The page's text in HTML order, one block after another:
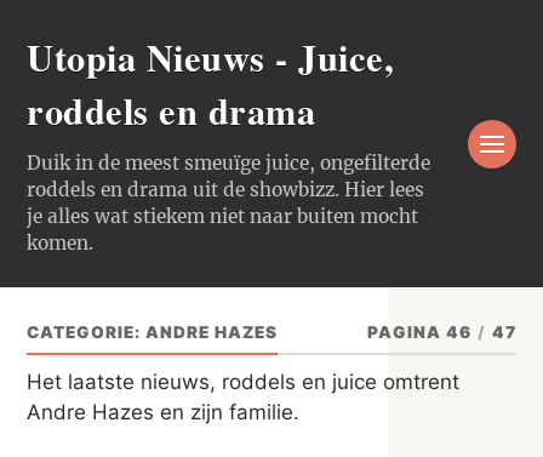
Utopia Nieuws - Juice,
roddels en drama
Duik in de meest smeuïge juice, ongefilterde
roddels en drama uit de showbizz. Hier lees
je alles wat stiekem niet naar buiten mocht
komen.
CATEGORIE:ANDRE HAZES PAGINA 46 / 47
Het laatste nieuws, roddels en juice omtrent
Andre Hazes en zijn familie.